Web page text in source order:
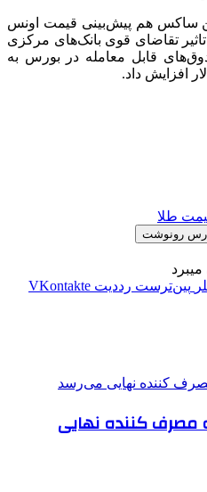
ساکس هم پیش‌بینی قیمت اونس
تقاضای قوی بانک‌های مرکزی
قابل معامله در بورس به
طلا
رونوشت
‫پین‌ترست ‫رددیت ‫VKontakte
مصرف کننده نهایی